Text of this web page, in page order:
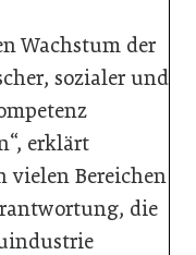
Wachstum der
sozialer und
erklärt
vielen Bereichen
die